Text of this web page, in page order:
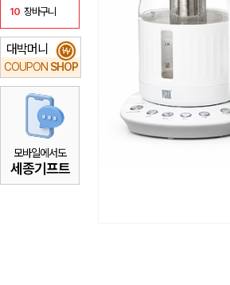
10 장바구니
대박머니
COUPON SHOP
₩
모바일에서도
세종기프트